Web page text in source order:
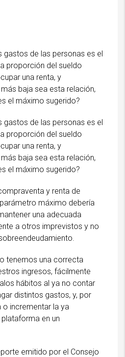
gastos de las personas es el
proporción del sueldo
una renta, y
baja sea esta relación,
el máximo sugerido?
gastos de las personas es el
proporción del sueldo
una renta, y
baja sea esta relación,
el máximo sugerido?
y renta de
máximo debería
una adecuada
a otros imprevistos y no
tenemos una correcta
ingresos, fácilmente
hábitos al ya no contar
distintos gastos, y, por
o incrementar la ya
en un
emitido por el Consejo